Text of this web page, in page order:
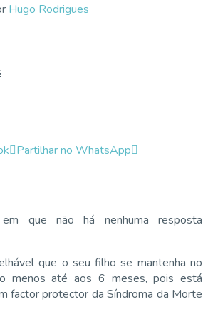
Hugo Rodrigues
Partilhar no WhatsApp
que não há nenhuma resposta
que o seu filho se mantenha no
menos até aos 6 meses, pois está
factor protector da Síndroma da Morte